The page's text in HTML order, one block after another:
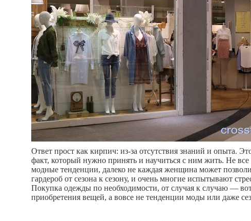
Ответ прост как кирпич: из-за отсутствия знаний и опыта.
факт, который нужно принять и научиться с ним жить. Не
модные тенденции, далеко не каждая женщина может
гардероб от сезона к сезону, и очень многие испытывают
Покупка одежды по необходимости, от случая к случаю —
приобретения вещей, а вовсе не тенденции моды или даже